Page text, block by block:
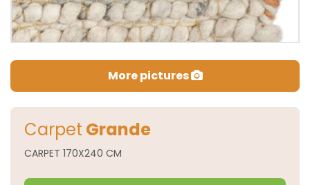
More pictures
Carpet Grande
CARPET 170X240 CM